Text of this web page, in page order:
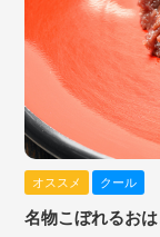
オススメ クール
名物こぼれるお